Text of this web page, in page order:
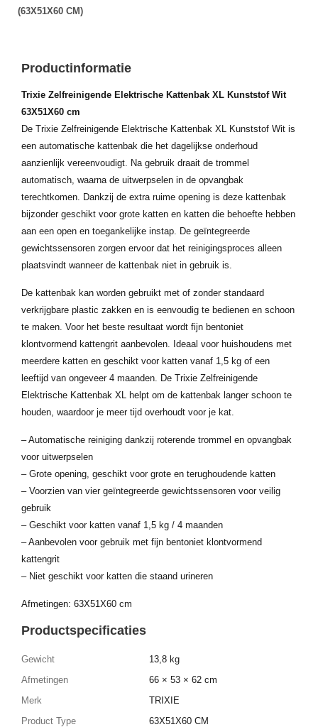
(63X51X60 CM)
Productinformatie
Trixie Zelfreinigende Elektrische Kattenbak XL Kunststof Wit
63X51X60 cm
De Trixie Zelfreinigende Elektrische Kattenbak XL Kunststof Wit is
een automatische kattenbak die het dagelijkse onderhoud
aanzienlijk vereenvoudigt. Na gebruik draait de trommel
automatisch, waarna de uitwerpselen in de opvangbak
terechtkomen. Dankzij de extra ruime opening is deze kattenbak
bijzonder geschikt voor grote katten en katten die behoefte hebben
aan een open en toegankelijke instap. De geïntegreerde
gewichtssensoren zorgen ervoor dat het reinigingsproces alleen
plaatsvindt wanneer de kattenbak niet in gebruik is.
De kattenbak kan worden gebruikt met of zonder standaard
verkrijgbare plastic zakken en is eenvoudig te bedienen en schoon
te maken. Voor het beste resultaat wordt fijn bentoniet
klontvormend kattengrit aanbevolen. Ideaal voor huishoudens met
meerdere katten en geschikt voor katten vanaf 1,5 kg of een
leeftijd van ongeveer 4 maanden. De Trixie Zelfreinigende
Elektrische Kattenbak XL helpt om de kattenbak langer schoon te
houden, waardoor je meer tijd overhoudt voor je kat.
– Automatische reiniging dankzij roterende trommel en opvangbak
voor uitwerpselen
– Grote opening, geschikt voor grote en terughoudende katten
– Voorzien van vier geïntegreerde gewichtssensoren voor veilig
gebruik
– Geschikt voor katten vanaf 1,5 kg / 4 maanden
– Aanbevolen voor gebruik met fijn bentoniet klontvormend
kattengrit
– Niet geschikt voor katten die staand urineren
Afmetingen: 63X51X60 cm
Productspecificaties
Gewicht
13,8 kg
Afmetingen
66 × 53 × 62 cm
Merk
TRIXIE
Product Type
63X51X60 CM